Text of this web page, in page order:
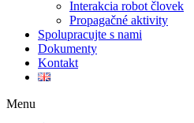
Interakcia robot človek
Propagačné aktivity
Spolupracujte s nami
Dokumenty
Kontakt
Menu